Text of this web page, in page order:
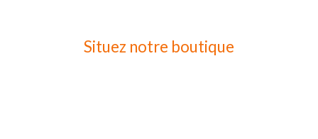
Situez notre boutique